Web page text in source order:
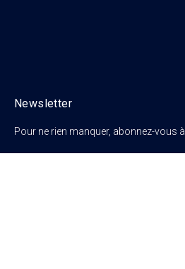
Pour ne rien manquer, abonnez-vous à
Newsletter